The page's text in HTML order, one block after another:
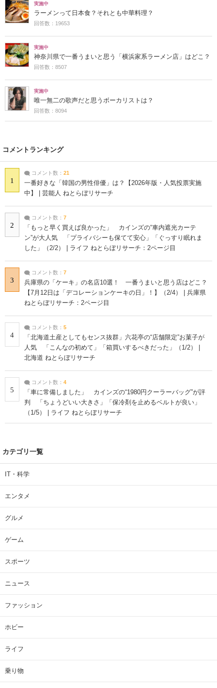
実施中
ラーメンって日本食？それとも中華料理？
回答数：19653
実施中
神奈川県で一番うまいと思う「横浜家系ラーメン店」はどこ？
回答数：8507
実施中
唯一無二の歌声だと思うボーカリストは？
回答数：8094
コメントランキング
1
コメント数： 21
一番好きな「韓国の男性俳優」は？【2026年版・人気投票実施
中】 | 芸能人 ねとらぼリサーチ
2
コメント数： 7
「もっと早く買えば良かった」 カインズの“車内遮光カーテ
ン”が大人気 「プライバシーも保てて安心」「ぐっすり眠れま
した」（2/2） | ライフ ねとらぼリサーチ：2ページ目
3
コメント数： 7
兵庫県の「ケーキ」の名店10選！ 一番うまいと思う店はどこ？
【7月12日は「デコレーションケーキの日」！】（2/4） | 兵庫県
ねとらぼリサーチ：2ページ目
4
コメント数： 5
「北海道土産としてもセンス抜群」六花亭の“店舗限定”お菓子が
人気 「こんなの初めて」「箱買いするべきだった」（1/2） |
北海道 ねとらぼリサーチ
5
コメント数： 4
「車に常備しました」 カインズの“1980円クーラーバッグ”が評
判 「ちょうどいい大きさ」「保冷剤を止めるベルトが良い」
（1/5） | ライフ ねとらぼリサーチ
カテゴリ一覧
IT・科学
エンタメ
グルメ
ゲーム
スポーツ
ニュース
ファッション
ホビー
ライフ
乗り物